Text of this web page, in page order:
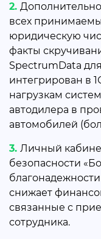
всех
юридическую
факты
SpectrumData
интегрирован в
нагрузкам
автодилера в
автомобилей
Личный
безопасности
снижает
связанные с
сотрудника.